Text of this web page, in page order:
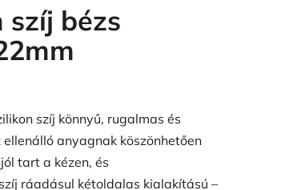
szíj bézs
szíj könnyű, rugalmas és
anyagnak köszönhetően
tart a kézen, és
ráadásul kétoldalas kialakítású –